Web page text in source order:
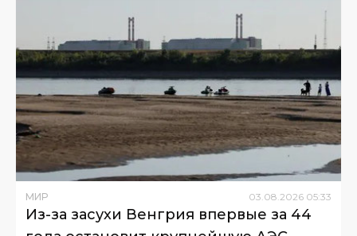
МИР 03.08.2026 05:33
Из-за засухи Венгрия впервые за 44